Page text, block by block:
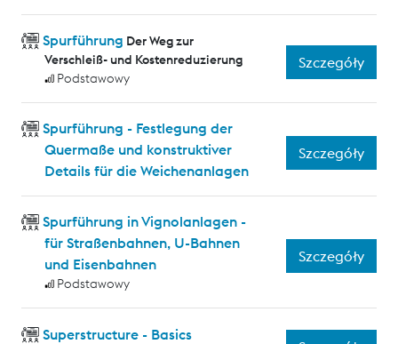
Spurführung Der Weg zur
Verschleiß- und Kostenreduzierung
Podstawowy
Szczegóły
Spurführung - Festlegung der
Quermaße und konstruktiver
Details für die Weichenanlagen
Szczegóły
Spurführung in Vignolanlagen -
für Straßenbahnen, U-Bahnen
und Eisenbahnen
Podstawowy
Szczegóły
Superstructure - Basics